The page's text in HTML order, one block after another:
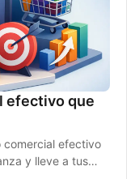
efectivo que
comercial efectivo
y lleve a tus